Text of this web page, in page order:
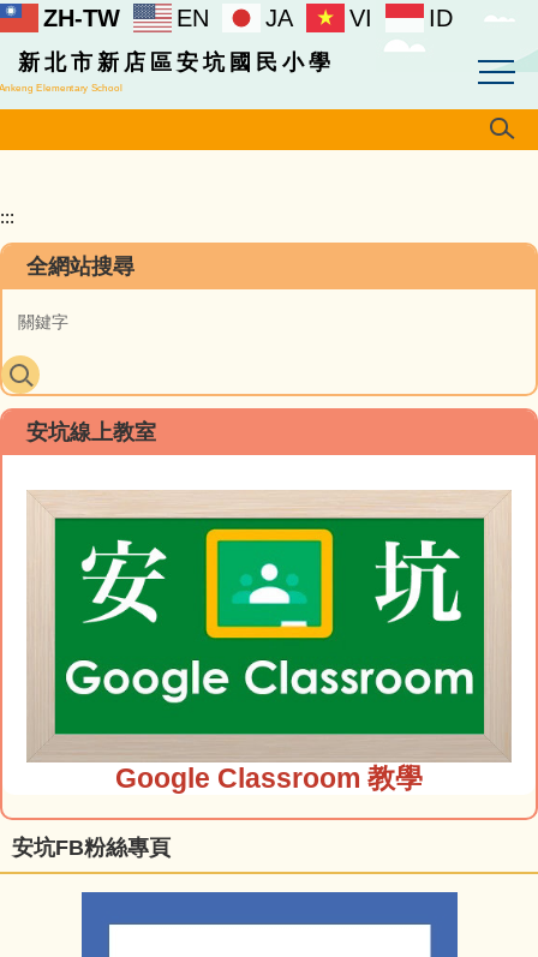
跳
主
要
容
ZH-TW EN JA VI ID
新北市新店區安坑國民小學
Elementary School
:::
全網站搜尋
安坑線上教室
Google Classroom 教學
安坑FB粉絲專頁